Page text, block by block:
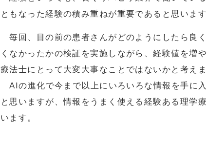
ともなった経験の積み重ねが重要であると思いま
毎回、目の前の患者さんがどのようにしたら良
くなかったかの検証を実施しながら、経験値を増
療法士にとって大変大事なことではないかと考え
AIの進化で今まで以上にいろいろな情報を手に
と思いますが、情報をうまく使える経験ある理学
います。